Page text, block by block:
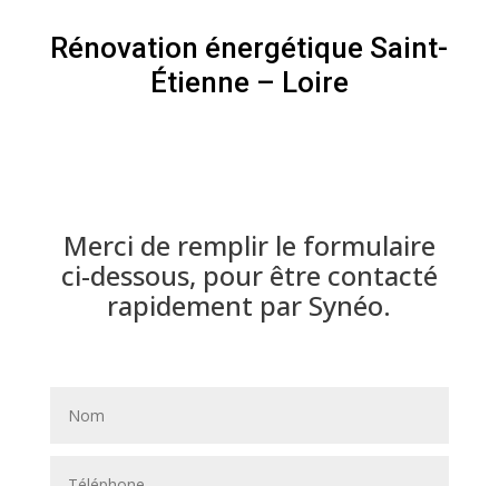
Rénovation énergétique Saint-
Étienne – Loire
Merci de remplir le formulaire
ci-dessous, pour être contacté
rapidement par Synéo.